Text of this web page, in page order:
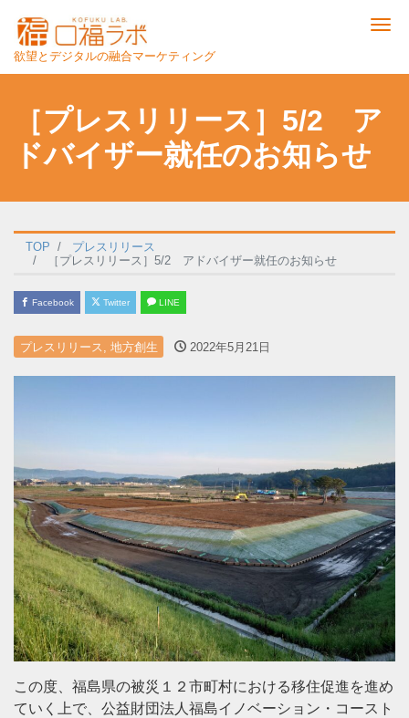
欲望とデジタルの融合マーケティング
［プレスリリース］5/2 ア
ドバイザー就任のお知らせ
TOP
プレスリリース
［プレスリリース］5/2 アドバイザー就任のお知らせ
Facebook Twitter LINE
プレスリリース 地方創生 2022年5月21日
この度、福島県の被災１２市町村における移住促進を進め
ていく上で、公益財団法人福島イノベーション・コースト